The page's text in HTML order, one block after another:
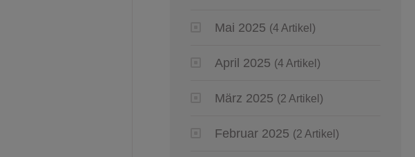
Mai 2025 (4 Artikel)
April 2025 (4 Artikel)
März 2025 (2 Artikel)
Februar 2025 (2 Artikel)